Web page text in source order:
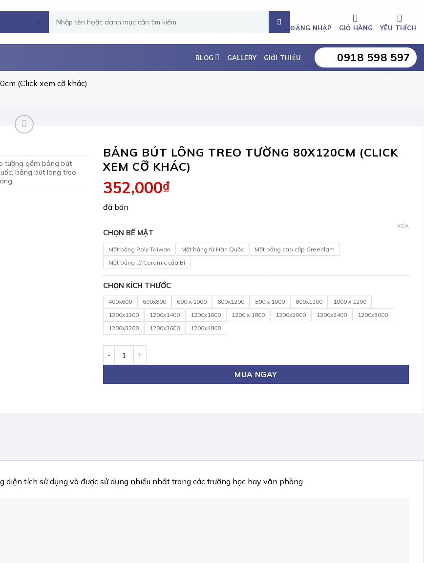
kiếm:
ĐĂNG NHẬP GIỎ HÀNG YÊU THÍCH
BLOG GALLERY GIỚI THIỆU 0918 598 597
(Click xem cỡ khác)
tường gồm bảng bút
bảng bút lông treo
BẢNG BÚT LÔNG TREO TƯỜNG 80X120CM (CLICK
XEM CỠ KHÁC)
352,000₫
đã bán
CHỌN BỀ MẶT
Mặt bảng Poly Taiwan Mặt bảng từ Hàn Quốc
Mặt bảng cao cấp Greenlam
Mặt bảng từ Ceramic của Bỉ
CHỌN KÍCH THƯỚC
400x600 600x800 600 x 1000 600x1200 800 x 1000 800x1200
1000 x 1200
1200x1200
1200x1400 1200x1600 1200 x 1800 1200x2000 1200x2400
1200x3000
1200x3200
1200x3600 1200x4800
XÓA
MUA NGAY
diện tích sử dụng và được sử dụng nhiều nhất trong các trường học hay văn phòng.